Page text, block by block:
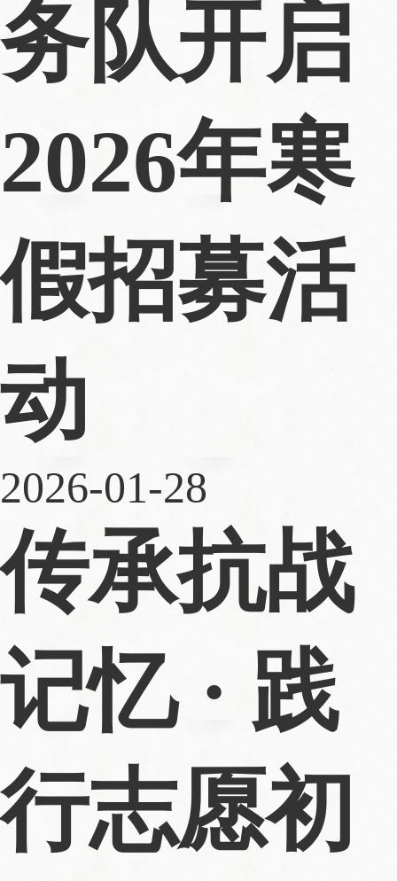
务队开启
2026年寒
假招募活
动
2026-01-28
传承抗战
记忆 · 践
行志愿初